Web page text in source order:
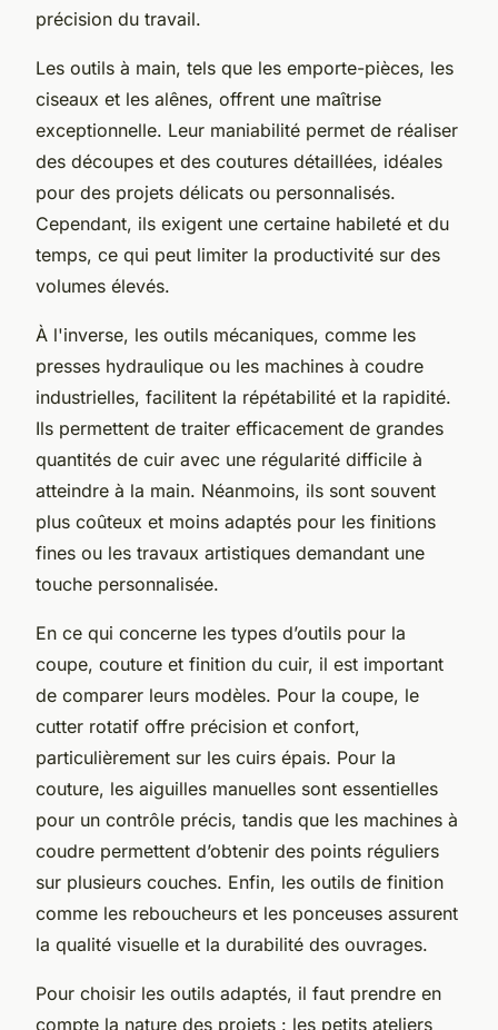
précision du travail.
Les outils à main, tels que les emporte-pièces, les
ciseaux et les alênes, offrent une maîtrise
exceptionnelle. Leur maniabilité permet de réaliser
des découpes et des coutures détaillées, idéales
pour des projets délicats ou personnalisés.
Cependant, ils exigent une certaine habileté et du
temps, ce qui peut limiter la productivité sur des
volumes élevés.
À l'inverse, les outils mécaniques, comme les
presses hydraulique ou les machines à coudre
industrielles, facilitent la répétabilité et la rapidité.
Ils permettent de traiter efficacement de grandes
quantités de cuir avec une régularité difficile à
atteindre à la main. Néanmoins, ils sont souvent
plus coûteux et moins adaptés pour les finitions
fines ou les travaux artistiques demandant une
touche personnalisée.
En ce qui concerne les types d’outils pour la
coupe, couture et finition du cuir, il est important
de comparer leurs modèles. Pour la coupe, le
cutter rotatif offre précision et confort,
particulièrement sur les cuirs épais. Pour la
couture, les aiguilles manuelles sont essentielles
pour un contrôle précis, tandis que les machines à
coudre permettent d’obtenir des points réguliers
sur plusieurs couches. Enfin, les outils de finition
comme les reboucheurs et les ponceuses assurent
la qualité visuelle et la durabilité des ouvrages.
Pour choisir les outils adaptés, il faut prendre en
compte la nature des projets : les petits ateliers